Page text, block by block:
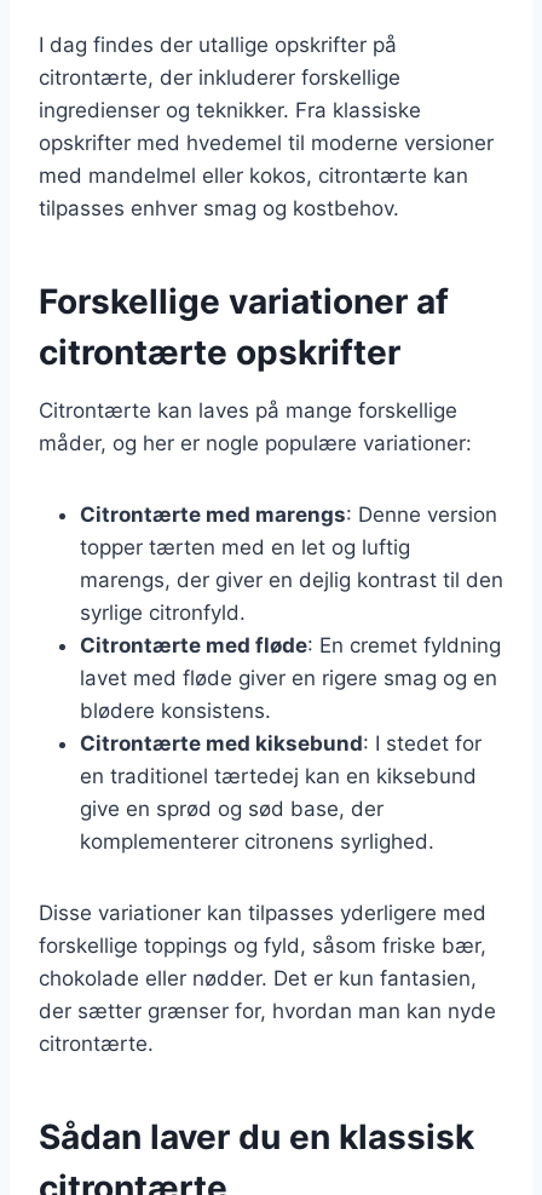
I dag findes der utallige opskrifter på
citrontærte, der inkluderer forskellige
ingredienser og teknikker. Fra klassiske
opskrifter med hvedemel til moderne versioner
med mandelmel eller kokos, citrontærte kan
tilpasses enhver smag og kostbehov.
Forskellige variationer af
citrontærte opskrifter
Citrontærte kan laves på mange forskellige
måder, og her er nogle populære variationer:
Citrontærte med marengs: Denne version
topper tærten med en let og luftig
marengs, der giver en dejlig kontrast til den
syrlige citronfyld.
Citrontærte med fløde: En cremet fyldning
lavet med fløde giver en rigere smag og en
blødere konsistens.
Citrontærte med kiksebund: I stedet for
en traditionel tærtedej kan en kiksebund
give en sprød og sød base, der
komplementerer citronens syrlighed.
Disse variationer kan tilpasses yderligere med
forskellige toppings og fyld, såsom friske bær,
chokolade eller nødder. Det er kun fantasien,
der sætter grænser for, hvordan man kan nyde
citrontærte.
Sådan laver du en klassisk